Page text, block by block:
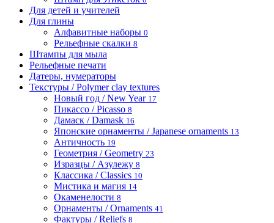
Для детей и учителей
Для глины
Алфавитные наборы 0
Рельефные скалки 8
Штампы для мыла
Рельефные печати
Датеры, нумераторы
Текстуры / Polymer clay textures
Новый год / New Year 17
Пикассо / Picasso 8
Дамаск / Damask 16
Японские орнаменты / Japanese ornaments 13
Античность 19
Геометрия / Geometry 23
Изразцы / Азулежу 8
Классика / Classics 10
Мистика и магия 14
Окаменелости 8
Орнаменты / Ornaments 41
Фактуры / Reliefs 8